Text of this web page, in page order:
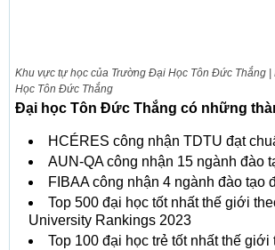
Khu vực tự học của Trường Đại Học Tôn Đức Thắng
Học Tôn Đức Thắng
Đại học Tôn Đức Thắng có những
HCÉRES công nhận TDTU đạt
AUN-QA công nhận 15 ngành đào
FIBAA công nhận 4 ngành đào tạo
Top 500 đại học tốt nhất thế giới
University Rankings 2023
Top 100 đại học trẻ tốt nhất thế giới